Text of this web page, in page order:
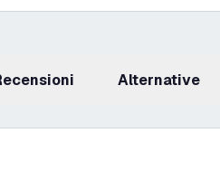
recensioni Alternative